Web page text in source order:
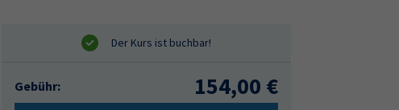
Gebühr: 154,00 €